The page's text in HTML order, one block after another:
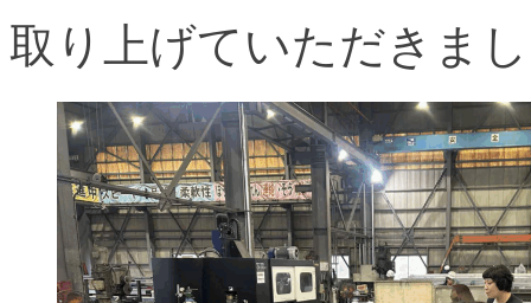
取り上げていただきま